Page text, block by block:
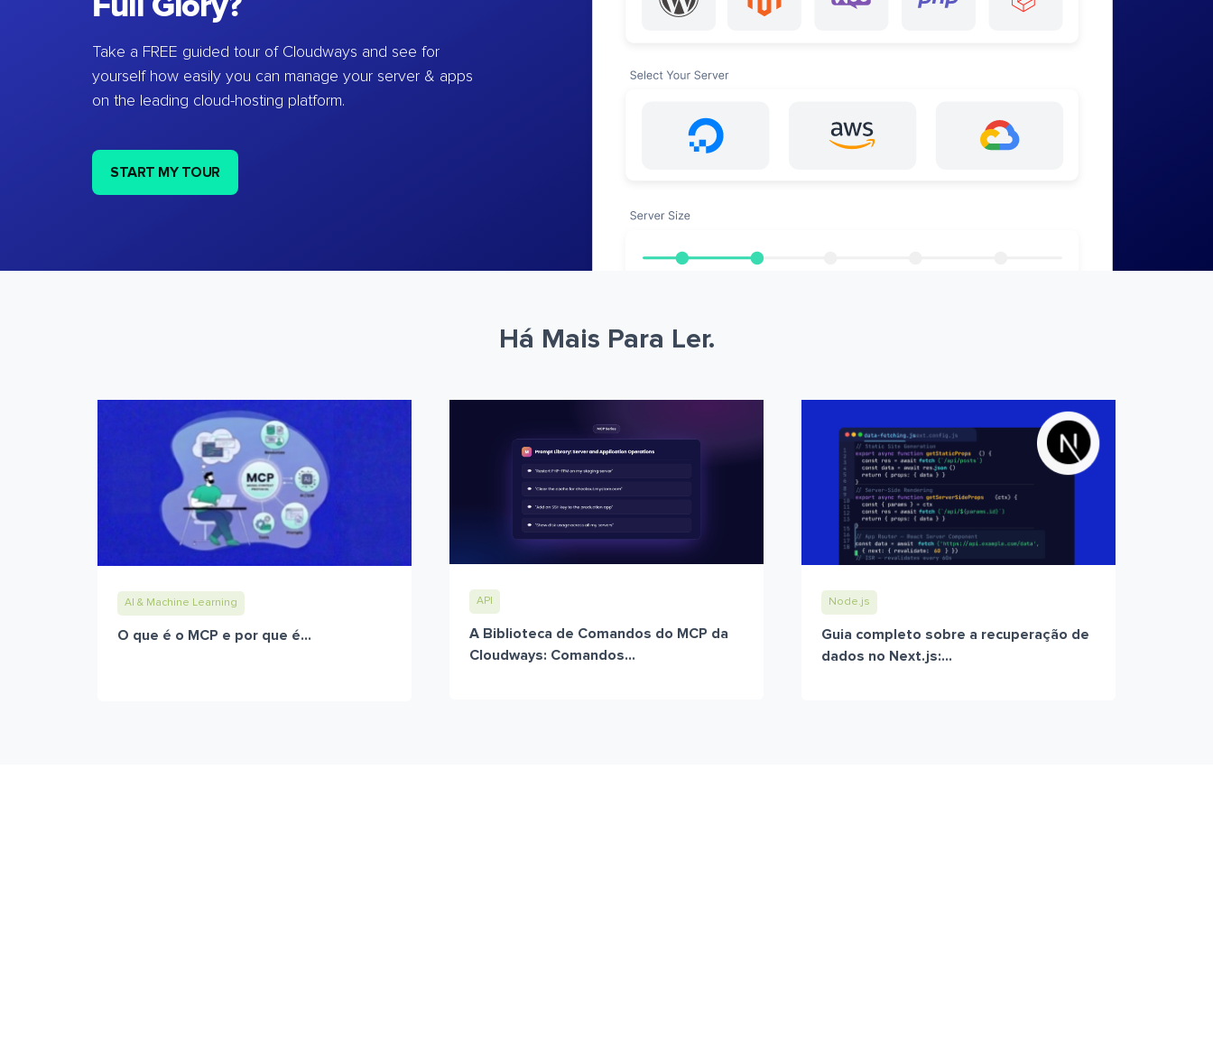
Take a FREE guided tour of Cloudways and see for
yourself how easily you can manage your server & apps
on the leading cloud-hosting platform.
START MY TOUR
Há Mais Para Ler.
AI & Machine Learning
O que é o MCP e por que é...
API
A Biblioteca de Comandos do MCP da
Cloudways: Comandos...
Node.js
Guia completo sobre a recuperação de
dados no Next.js:...